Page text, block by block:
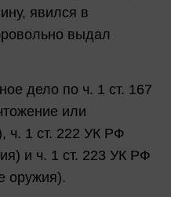
явился в
выдал
дело по ч. 1 ст. 167
или
ч. 1 ст. 222 УК РФ
и ч. 1 ст. 223 УК РФ
оружия).